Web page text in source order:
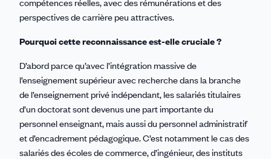
perspectives de carrière peu attractives.
Pourquoi cette reconnaissance est-elle cruciale ?
D’abord parce qu’avec l’intégration massive de
l’enseignement supérieur avec recherche dans la branche
de l’enseignement privé indépendant, les salariés titulaires
d’un doctorat sont devenus une part importante du
personnel enseignant, mais aussi du personnel administratif
et d’encadrement pédagogique. C’est notamment le cas des
salariés des écoles de commerce, d’ingénieur, des instituts